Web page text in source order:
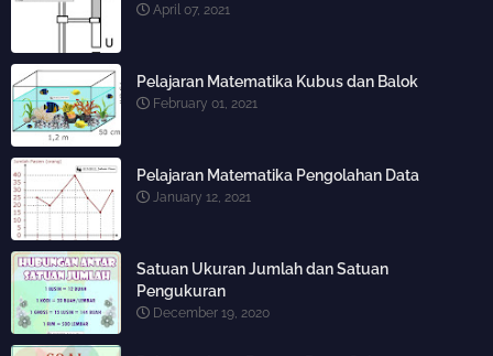
April 07, 2021
Pelajaran Matematika Kubus dan Balok
February 01, 2021
Pelajaran Matematika Pengolahan Data
January 12, 2021
Satuan Ukuran Jumlah dan Satuan
Pengukuran
December 19, 2020